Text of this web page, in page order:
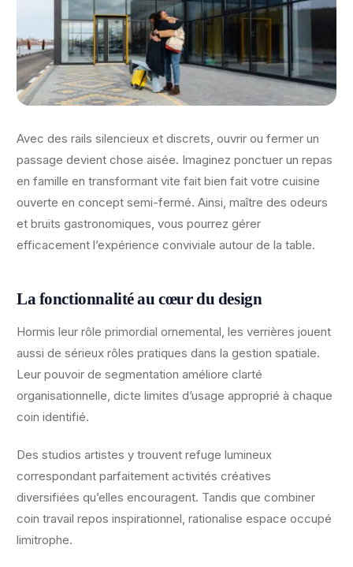
Avec des rails silencieux et discrets, ouvrir ou fermer un
passage devient chose aisée. Imaginez ponctuer un repas
en famille en transformant vite fait bien fait votre cuisine
ouverte en concept semi-fermé. Ainsi, maître des odeurs
et bruits gastronomiques, vous pourrez gérer
efficacement l’expérience conviviale autour de la table.
La fonctionnalité au cœur du design
Hormis leur rôle primordial ornemental, les verrières jouent
aussi de sérieux rôles pratiques dans la gestion spatiale.
Leur pouvoir de segmentation améliore clarté
organisationnelle, dicte limites d’usage approprié à chaque
coin identifié.
Des studios artistes y trouvent refuge lumineux
correspondant parfaitement activités créatives
diversifiées qu’elles encouragent. Tandis que combiner
coin travail repos inspirationnel, rationalise espace occupé
limitrophe.